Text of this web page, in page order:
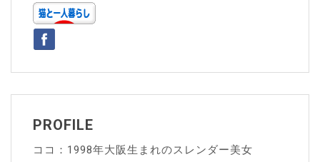
ー
シ
ョ
ン
PROFILE
ココ：1998年大阪生まれのスレンダー美女